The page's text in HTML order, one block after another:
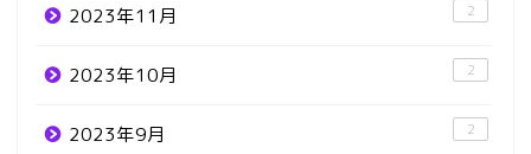
2023年11月 2
2023年10月 2
2023年9月 2